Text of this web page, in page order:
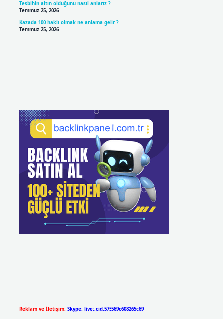
Tesbihin altın olduğunu nasıl anlarız ?
Temmuz 25, 2026
Kazada 100 haklı olmak ne anlama gelir ?
Temmuz 25, 2026
Reklam ve İletişim: Skype: live:.cid.575569c608265c69